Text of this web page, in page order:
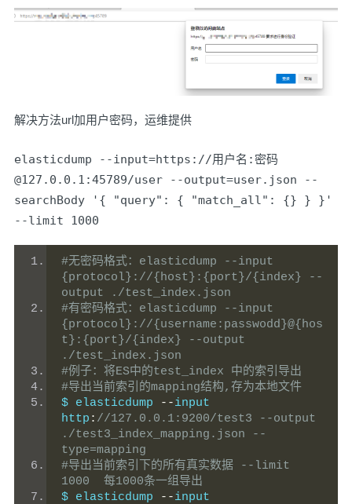
解决方法url加用户密码，运维提供
elasticdump --input=https://用户名:密码
@127.0.0.1:45789/user --output=user.json --
searchBody '{ "query": { "match_all": {} } }'
--limit 1000
#无密码格式：elasticdump --input
{protocol}://{host}:{port}/{index} --
output ./test_index.json
#有密码格式：elasticdump --input
{protocol}://{username:passwodd}@{hos
t}:{port}/{index} --output
./test_index.json
#例子：将ES中的test_index 中的索引导出
#导出当前索引的mapping结构,存为本地文件
$ elasticdump
--input
http : //127.0.0.1:9200/test3 --output
./test3_index_mapping.json --
type=mapping
#导出当前索引下的所有真实数据 --limit
1000  每1000条一组导出
$ elasticdump
--input